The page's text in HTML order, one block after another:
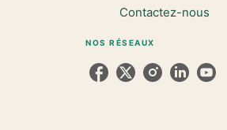
Contactez-nous
NOS RÉSEAUX